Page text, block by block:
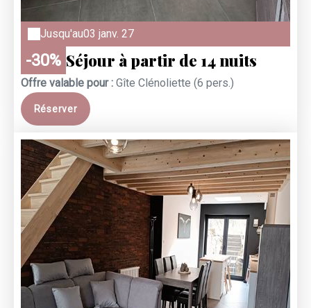
Jusqu'au03 janv. 27
-30% Séjour à partir de 14 nuits
Offre valable pour : Gîte Clénoliette (6 pers.)
Réserver